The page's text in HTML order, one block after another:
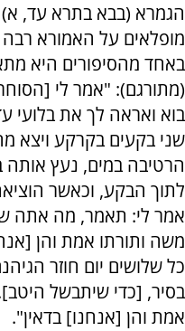
הגמרא (בבא בתרא עד,
מופלאים על האמורא רבה
באחד מהסיפורים היא
(מתורגם): "אמר לי
בוא ואראה לך את בלועי
שני בקעים בקרקע ויצא
הרטיבה במים, נעץ
לתוך הבקע, וכאשר
אמר לי: תאמר, מה אתה
משה ותורתו אמת והן
כל שלושים יום חוזר
בסיר, [כדי שיתבשל
אמת והן [אנחנו] בדאין".